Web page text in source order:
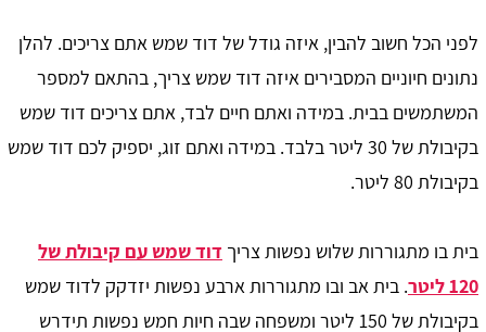
לפני הכל חשוב להבין, איזה גודל של דוד שמש אתם צריכים. להלן
נתונים חיוניים המסבירים איזה דוד שמש צריך, בהתאם למספר
המשתמשים בבית. במידה ואתם חיים לבד, אתם צריכים דוד שמש
בקיבולת של 30 ליטר בלבד. במידה ואתם זוג, יספיק לכם דוד שמש
בקיבולת 80 ליטר.
בית בו מתגוררות שלוש נפשות צריך דוד שמש עם קיבולת של
120 ליטר
. בית אב ובו מתגוררות ארבע נפשות יזדקק לדוד שמש
בקיבולת של 150 ליטר ומשפחה שבה חיות חמש נפשות תידרש